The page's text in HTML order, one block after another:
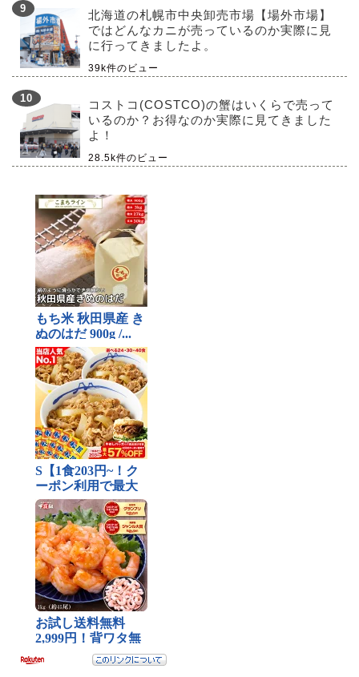
北海道の札幌市中央卸売市場【場外市場】
ではどんなカニが売っているのか実際に見
に行ってきましたよ。
39k件のビュー
コストコ(COSTCO)の蟹はいくらで売って
いるのか？お得なのか実際に見てきました
よ！
28.5k件のビュー